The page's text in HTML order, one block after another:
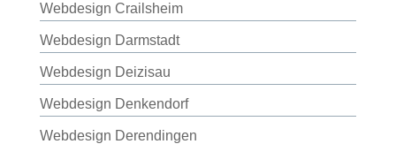
Webdesign Crailsheim
Webdesign Darmstadt
Webdesign Deizisau
Webdesign Denkendorf
Webdesign Derendingen